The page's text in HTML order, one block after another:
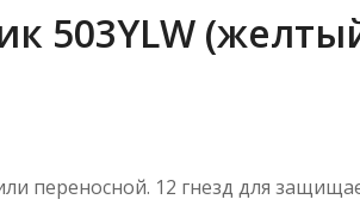
503YLW
переносной. 12 гнезд для